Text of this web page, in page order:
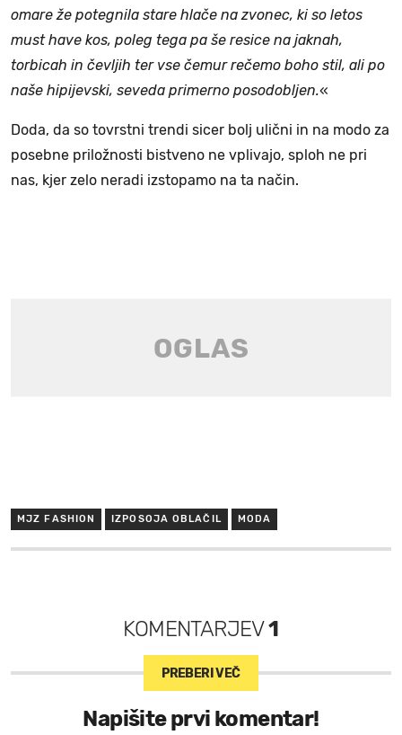
omare že potegnila stare hlače na zvonec, ki so letos
must have kos, poleg tega pa še resice na jaknah,
torbicah in čevljih ter vse čemur rečemo boho stil, ali po
naše hipijevski, seveda primerno posodobljen.«
Doda, da so tovrstni trendi sicer bolj ulični in na modo za
posebne priložnosti bistveno ne vplivajo, sploh ne pri
nas, kjer zelo neradi izstopamo na ta način.
MJZ FASHION IZPOSOJA OBLAČIL MODA
KOMENTARJEV1
PREBERI VEČ
Napišite prvi komentar!